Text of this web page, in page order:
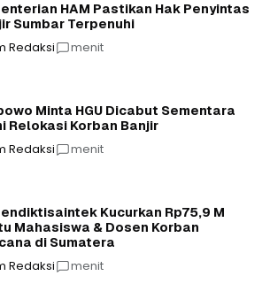
HAM Pastikan Hak Penyintas
Sumbar Terpenuhi
Redaksi menit
Minta HGU Dicabut Sementara
Relokasi Korban Banjir
Redaksi menit
Kucurkan Rp75,9 M
Mahasiswa & Dosen Korban
di Sumatera
Redaksi menit